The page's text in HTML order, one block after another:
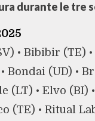
durante le tre
• Bibibir (TE)
Bondai (UD) •
(LT) • Elvo (BI)
(TE) • Ritual